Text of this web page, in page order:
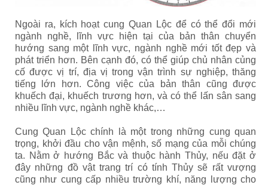
Ngoài ra, kích hoạt cung Quan Lộc để có thể đổi mới
ngành nghề, lĩnh vực hiện tại của bản thân chuyển
hướng sang một lĩnh vực, ngành nghề mới tốt đẹp và
phát triển hơn. Bên cạnh đó, có thể giúp chủ nhân củng
cố được vị trí, địa vị trong vận trình sự nghiệp, thăng
tiếng lớn hơn. Công việc của bản thân cũng được
khuếch đại, khuếch trương hơn, và có thể lấn sân sang
nhiều lĩnh vực, ngành nghề khác,…
Cung Quan Lộc chính là một trong những cung quan
trọng, khởi đầu cho vận mệnh, số mạng của mỗi chúng
ta. Nằm ở hướng Bắc và thuộc hành Thủy, nếu đặt ở
đây những đồ vật trang trí có tính Thủy sẽ rất vượng
cũng như cung cấp nhiều trường khí, năng lượng cho